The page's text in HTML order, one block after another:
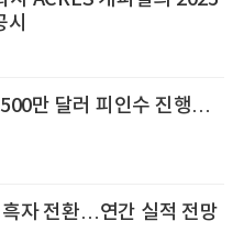
만 달러 피인수 진행…
자 전환…연간 실적 전망